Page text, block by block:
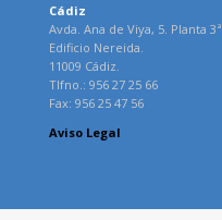
Cádiz
Avda. Ana de Viya, 5. Planta 3ª.
Edificio Nereida.
11009 Cádiz.
Tlfno.: 956 27 25 66
Fax: 956 25 47 56
Aviso Legal